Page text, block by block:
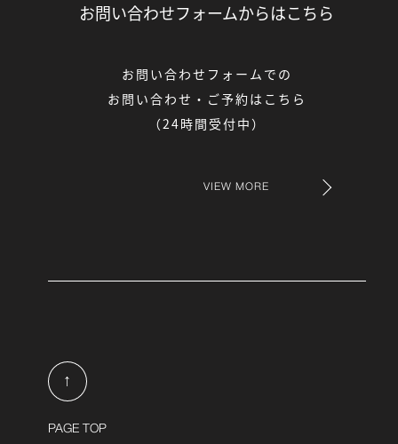
お問い合わせフォームからはこちら
お問い合わせフォームでの
お問い合わせ・ご予約はこちら
（24時間受付中）
VIEW MORE
↑
PAGE TOP